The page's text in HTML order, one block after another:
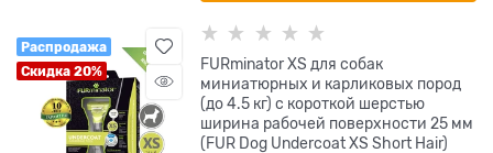
Распродажа
Скидка 20%
FURminator XS для собак
миниатюрных и карликовых пород
(до 4.5 кг) с короткой шерстью
ширина рабочей поверхности 25 мм
(FUR Dog Undercoat XS Short Hair)